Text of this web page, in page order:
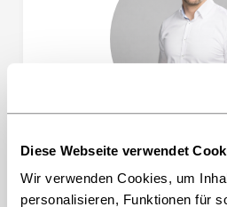
Diese Webseite verwendet
Wir verwenden Cookies, um
personalisieren, Funktionen für
© Privat
Martin Riethmüller /
Geschäftsführung,